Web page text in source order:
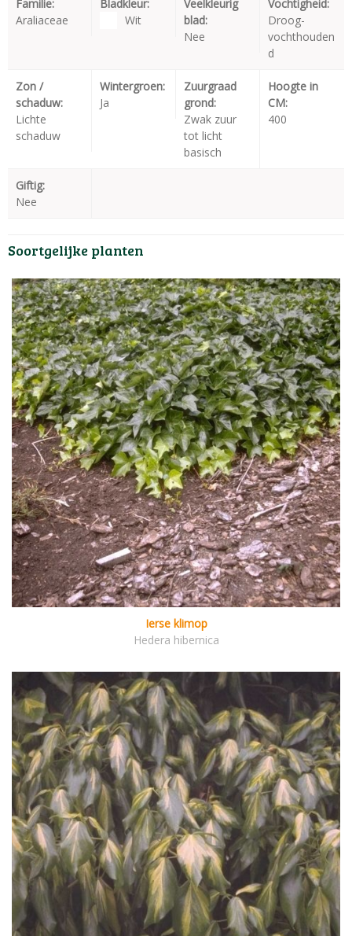
Familie:
Araliaceae
Bladkleur:
Wit
Veelkleurig
blad:
Nee
Vochtigheid:
Droog-
vochthouden
d
Zon /
schaduw:
Lichte
schaduw
Wintergroen:
Ja
Zuurgraad
grond:
Zwak zuur
tot licht
basisch
Hoogte in
CM:
400
Giftig:
Nee
Soortgelijke planten
Ierse klimop
Hedera hibernica